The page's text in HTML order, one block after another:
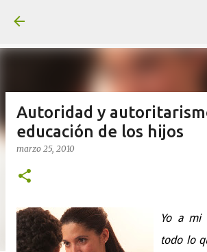
Autoridad y
educación de los hijos
marzo 25, 2010
Yo a mi
todo lo